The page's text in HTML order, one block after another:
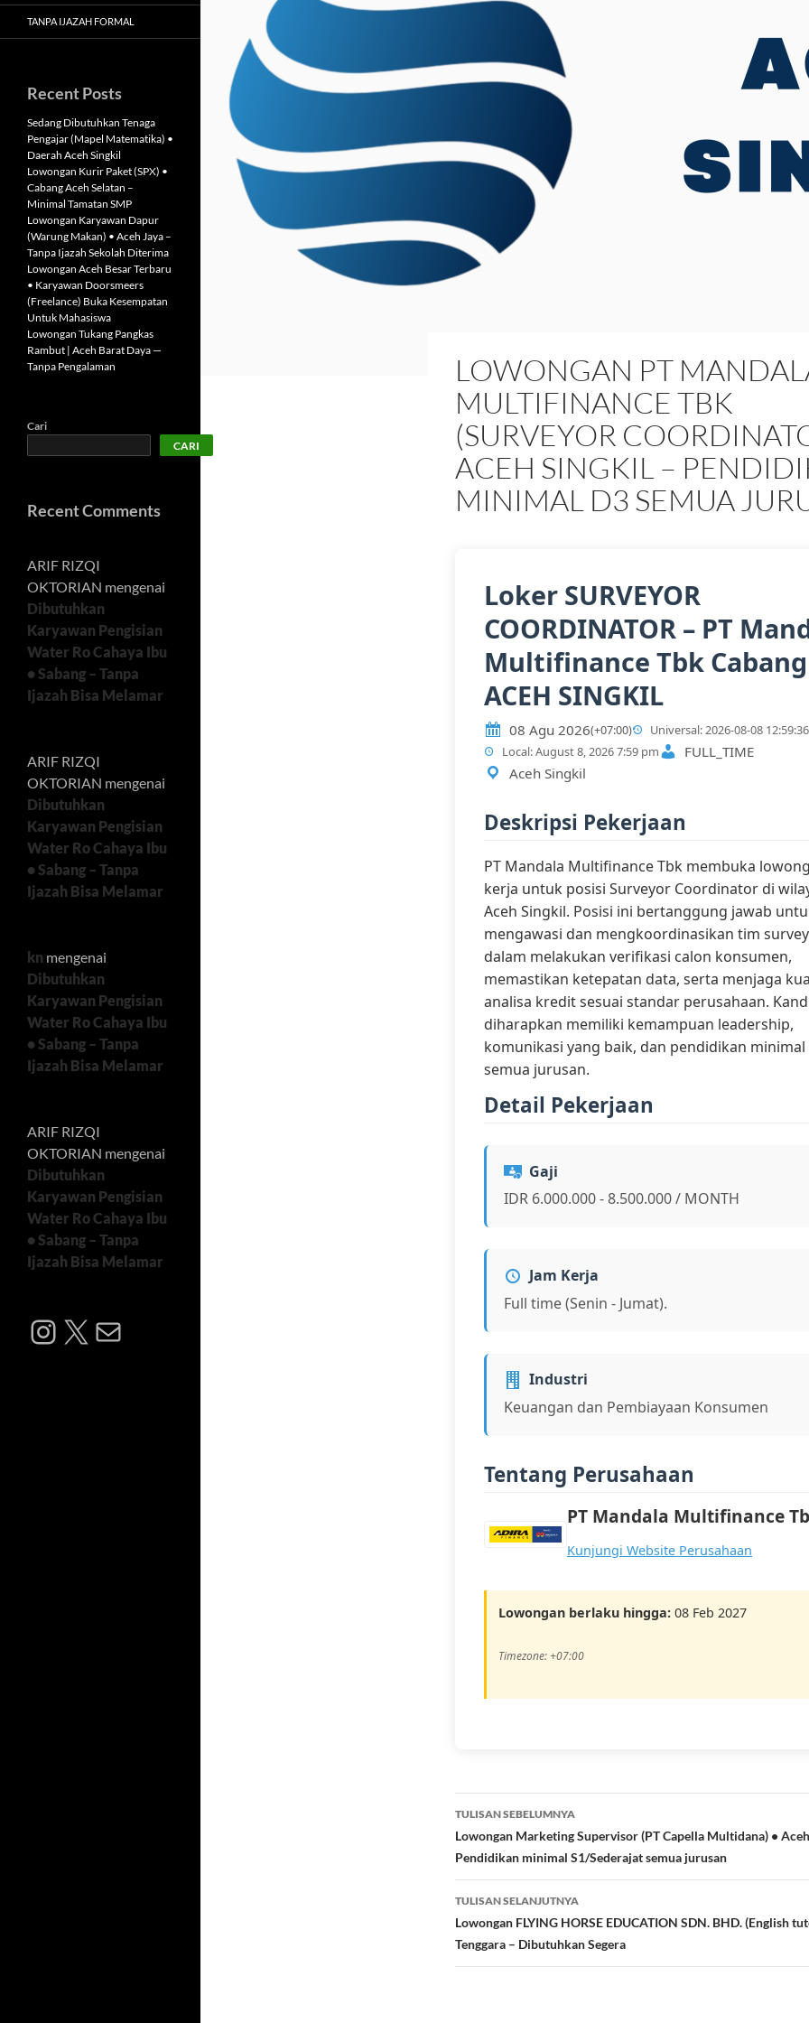
LOWONGAN PT
MULTIFINANCE TBK
(SURVEYOR
ACEH SINGKIL –
MINIMAL D3 SEMUA
Loker SURVEYOR
COORDINATOR – PT
Multifinance Tbk Cabang
ACEH SINGKIL
08 Agu 2026(+07:00)
Universal: 2026-08-08 12:59:36
Local: August 8, 2026 7:59 pm
FULL_TIME
Aceh Singkil
Deskripsi Pekerjaan
PT Mandala Multifinance Tbk membuka
kerja untuk posisi Surveyor Coordinator di
Aceh Singkil. Posisi ini bertanggung jawab
mengawasi dan mengkoordinasikan tim
dalam melakukan verifikasi calon konsumen,
memastikan ketepatan data, serta menjaga
analisa kredit sesuai standar perusahaan.
diharapkan memiliki kemampuan leadership,
komunikasi yang baik, dan pendidikan minimal
semua jurusan.
Detail Pekerjaan
Gaji
IDR 6.000.000 - 8.500.000 / MONTH
Jam Kerja
Full time (Senin - Jumat).
Industri
Keuangan dan Pembiayaan Konsumen
Tentang Perusahaan
PT Mandala Multifinance
Kunjungi Website Perusahaan
Lowongan berlaku hingga:08 Feb 2027
Timezone: +07:00
Navigasi
Tulisan
TULISAN SEBELUMNYA
Lowongan Marketing Supervisor (PT Capella Multidana) •
Pendidikan minimal S1/Sederajat semua jurusan
TULISAN SELANJUTNYA
Lowongan FLYING HORSE EDUCATION SDN. BHD. (English
Tenggara – Dibutuhkan Segera
TANPA IJAZAH FORMAL
Recent Posts
Sedang Dibutuhkan Tenaga
Pengajar (Mapel Matematika) •
Daerah Aceh Singkil
Lowongan Kurir Paket (SPX) •
Cabang Aceh Selatan –
Minimal Tamatan SMP
Lowongan Karyawan Dapur
(Warung Makan) • Aceh Jaya –
Tanpa Ijazah Sekolah Diterima
Lowongan Aceh Besar Terbaru
• Karyawan Doorsmeers
(Freelance) Buka Kesempatan
Untuk Mahasiswa
Lowongan Tukang Pangkas
Rambut | Aceh Barat Daya —
Tanpa Pengalaman
Cari
CARI
Recent Comments
ARIF RIZQI
OKTORIAN mengenai
Dibutuhkan
Karyawan Pengisian
Water Ro Cahaya Ibu
• Sabang – Tanpa
Ijazah Bisa Melamar
ARIF RIZQI
OKTORIAN mengenai
Dibutuhkan
Karyawan Pengisian
Water Ro Cahaya Ibu
• Sabang – Tanpa
Ijazah Bisa Melamar
kn mengenai
Dibutuhkan
Karyawan Pengisian
Water Ro Cahaya Ibu
• Sabang – Tanpa
Ijazah Bisa Melamar
ARIF RIZQI
OKTORIAN mengenai
Dibutuhkan
Karyawan Pengisian
Water Ro Cahaya Ibu
• Sabang – Tanpa
Ijazah Bisa Melamar
Instagram
X Mail